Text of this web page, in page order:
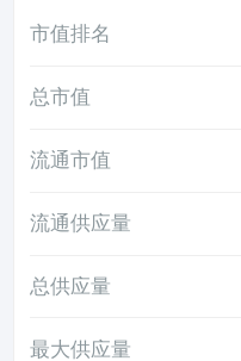
市值排名
总市值
流通市值
流通供应量
总供应量
最大供应量